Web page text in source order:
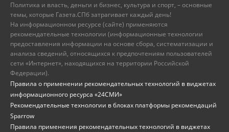
Политика и власть, деньги и бизнес, культура и спорт, – основные
темы, которые Газета.СПб затрагивает каждый день!
На информационном ресурсе (сайте) применяются
рекомендательные технологии (информационные технологии
предоставления информации на основе сбора, систематизации и
анализа сведений, относящихся к предпочтениям пользователей
сети «Интернет», находящихся на территории Российской
Федерации).
Правила о применении рекомендательных технологий в виджетах
информационного ресурса «24СМИ»
Рекомендательные технологии в блоках платформы рекомендаций
Sparrow
Правила применения рекомендательных технологий в виджетах